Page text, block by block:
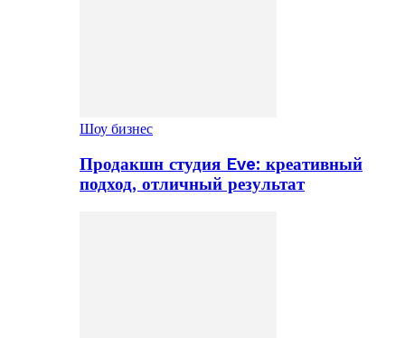
Шоу бизнес
Продакшн студия Eve: креативный
подход, отличный результат